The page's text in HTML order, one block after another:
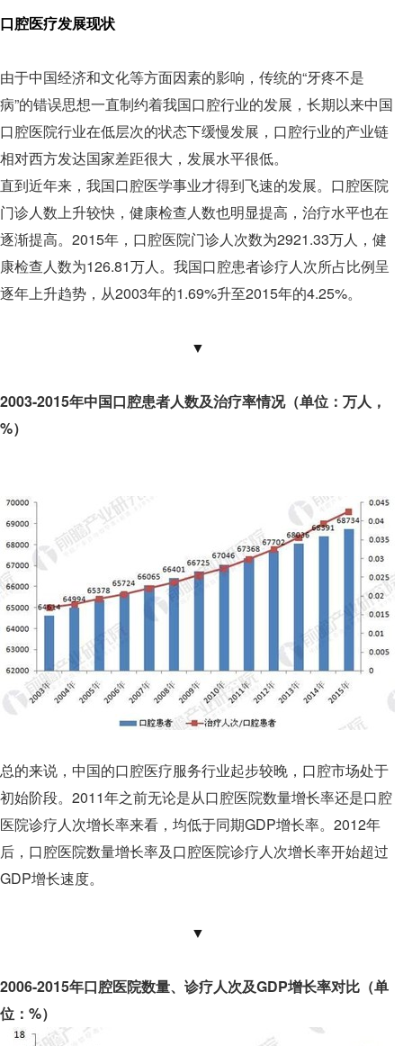
口腔医疗发展现状
由于中国经济和文化等方面因素的影响，传统的“牙疼不是
病”的错误思想一直制约着我国口腔行业的发展，长期以来中国
口腔医院行业在低层次的状态下缓慢发展，口腔行业的产业链
相对西方发达国家差距很大，发展水平很低。
直到近年来，我国口腔医学事业才得到飞速的发展。口腔医院
门诊人数上升较快，健康检查人数也明显提高，治疗水平也在
逐渐提高。2015年，口腔医院门诊人次数为2921.33万人，健
康检查人数为126.81万人。我国口腔患者诊疗人次所占比例呈
逐年上升趋势，从2003年的1.69%升至2015年的4.25%。
▼
2003-2015年中国口腔患者人数及治疗率情况（单位：万人，
%）
总的来说，中国的口腔医疗服务行业起步较晚，口腔市场处于
初始阶段。2011年之前无论是从口腔医院数量增长率还是口腔
医院诊疗人次增长率来看，均低于同期GDP增长率。2012年
后，口腔医院数量增长率及口腔医院诊疗人次增长率开始超过
GDP增长速度。
▼
2006-2015年口腔医院数量、诊疗人次及GDP增长率对比（单
位：%）